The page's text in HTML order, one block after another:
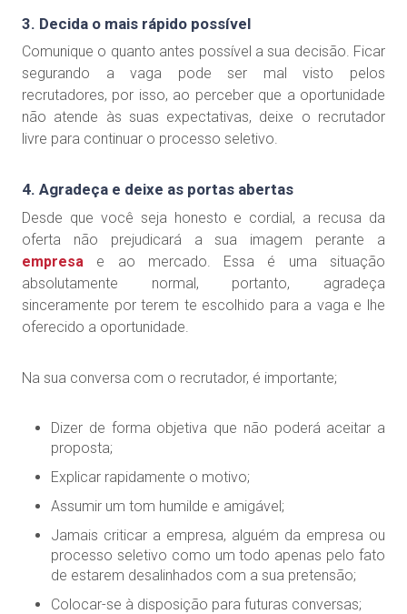
3. Decida o mais rápido possível
Comunique o quanto antes possível a sua decisão. Ficar
segurando a vaga pode ser mal visto pelos
recrutadores, por isso, ao perceber que a oportunidade
não atende às suas expectativas, deixe o recrutador
livre para continuar o processo seletivo.
4. Agradeça e deixe as portas abertas
Desde que você seja honesto e cordial, a recusa da
oferta não prejudicará a sua imagem perante a
empresa e ao mercado. Essa é uma situação
absolutamente normal, portanto, agradeça
sinceramente por terem te escolhido para a vaga e lhe
oferecido a oportunidade.
Na sua conversa com o recrutador, é importante;
Dizer de forma objetiva que não poderá aceitar a
proposta;
Explicar rapidamente o motivo;
Assumir um tom humilde e amigável;
Jamais criticar a empresa, alguém da empresa ou
processo seletivo como um todo apenas pelo fato
de estarem desalinhados com a sua pretensão;
Colocar-se à disposição para futuras conversas;